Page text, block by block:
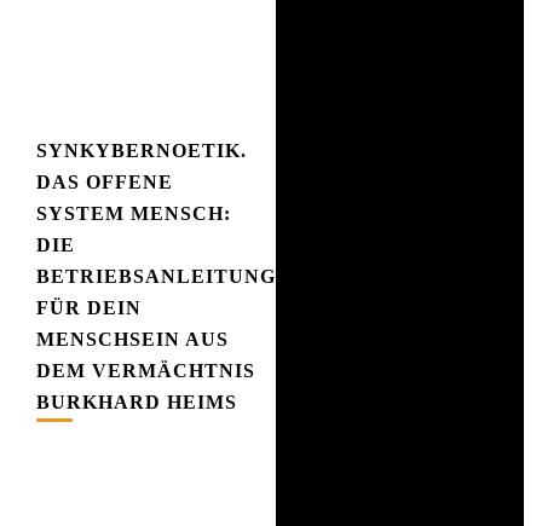
SYNKYBERNOETIK.
DAS OFFENE
SYSTEM MENSCH:
DIE
BETRIEBSANLEITUNG
FÜR DEIN
MENSCHSEIN AUS
DEM VERMÄCHTNIS
BURKHARD HEIMS